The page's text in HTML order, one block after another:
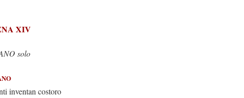
XIV
solo
inventan costoro